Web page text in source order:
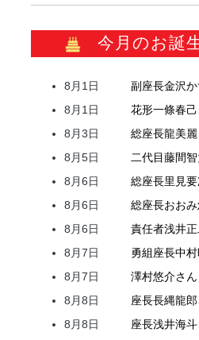
今月のお誕
8月1日 副座長金沢か
8月1日
花形一條春己
8月3日
総座長龍美麗
8月5日
二代目藤間
8月6日
総座長里見
8月6日
総座長おおみ
8月6日
責任者浅井
8月7日
勇組座長中村
8月7日
澤村悠介さん
8月8日
座長長縄龍郎
8月8日
座長浅井海斗